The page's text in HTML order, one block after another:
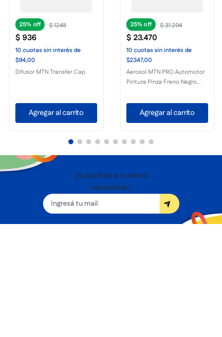
25% $1248
$936
10 cuotassin interésde
$94,00
Difusor MTN Transfer Cap
Agregar al carrito
25% $31.294
$23.470
10 cuotassin interésde
$2347,00
Aerosol MTN PRO Automotor
Pintura Pinza Freno Negro
Agregar al carrito
¡Suscribite a nuestro
newsletter!